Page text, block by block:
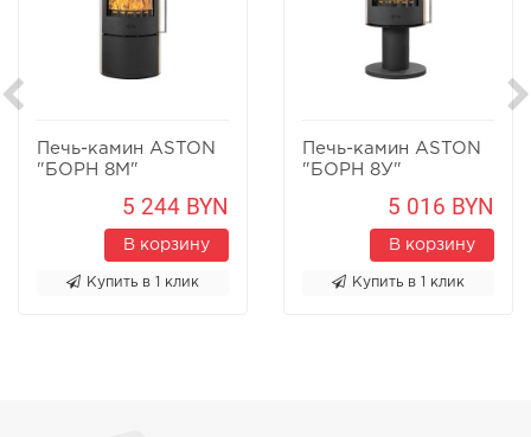
Печь-камин ASTON
"БОРН 8М"
5 244 BYN
В корзину
Купить в 1 клик
Печь-камин ASTON
"БОРН 8У"
5 016 BYN
В корзину
Купить в 1 клик